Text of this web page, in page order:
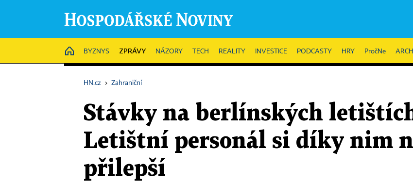
HOME
BYZNYS ZPRÁVY NÁZORY TECH REALITY INVESTICE PODCASTY HRY PročNe
HN.cz › Zahraniční
Stávky na berlínských
Letištní personál si díky nim
přilepší